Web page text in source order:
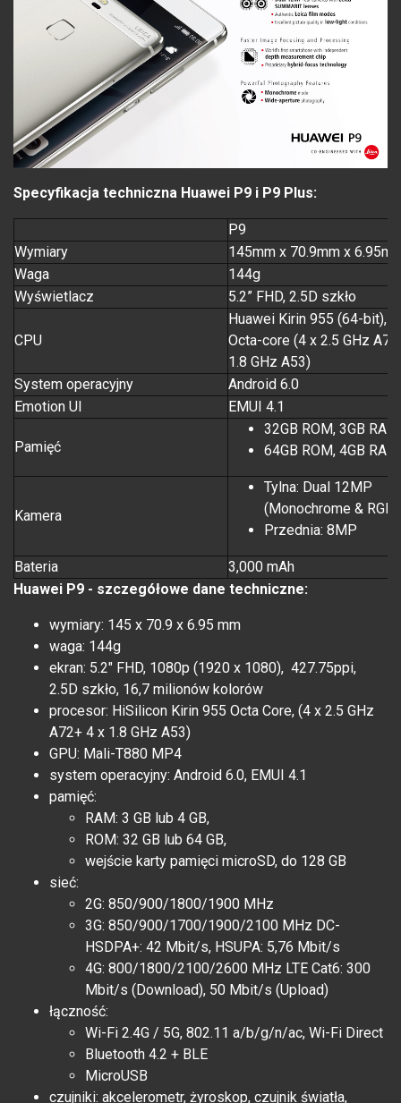
Specyfikacja techniczna Huawei P9 i P9 Plus:
P9
Wymiary
145mm x 70.9mm x
Waga
144g
Wyświetlacz
5.2” FHD, 2.5D szkło
CPU
Huawei Kirin 955 (64-bit),
Octa-core (4 x 2.5 GHz
1.8 GHz A53)
System operacyjny
Android 6.0
Emotion UI
EMUI 4.1
Pamięć
32GB ROM, 3GB RAM
64GB ROM, 4GB RAM
Kamera
Tylna: Dual 12MP
(Monochrome & RGB)
Przednia: 8MP
Bateria
3,000 mAh
Huawei P9 - szczegółowe dane techniczne:
wymiary: 145 x 70.9 x 6.95 mm
waga: 144g
ekran: 5.2" FHD, 1080p (1920 x 1080), 427.75ppi,
2.5D szkło, 16,7 milionów kolorów
procesor: HiSilicon Kirin 955 Octa Core, (4 x 2.5 GHz
A72+ 4 x 1.8 GHz A53)
GPU: Mali-T880 MP4
system operacyjny: Android 6.0, EMUI 4.1
pamięć:
RAM: 3 GB lub 4 GB,
ROM: 32 GB lub 64 GB,
wejście karty pamięci microSD, do 128 GB
sieć:
2G: 850/900/1800/1900 MHz
3G: 850/900/1700/1900/2100 MHz DC-
HSDPA+: 42 Mbit/s, HSUPA: 5,76 Mbit/s
4G: 800/1800/2100/2600 MHz LTE Cat6: 300
Mbit/s (Download), 50 Mbit/s (Upload)
łączność:
Wi-Fi 2.4G / 5G, 802.11 a/b/g/n/ac, Wi-Fi Direct
Bluetooth 4.2 + BLE
MicroUSB
czujniki: akcelerometr, żyroskop, czujnik światła,